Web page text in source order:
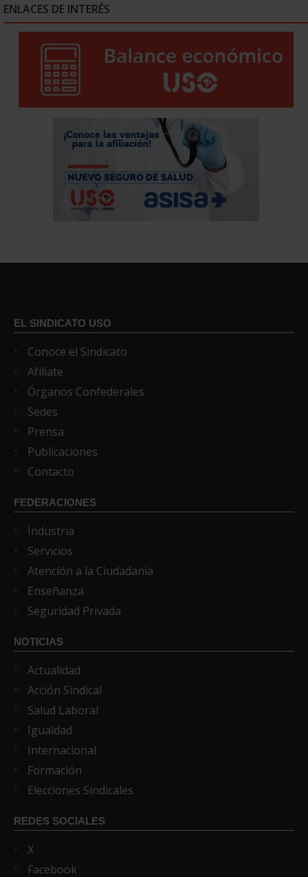
ENLACES DE INTERÉS
EL SINDICATO USO
Conoce el Sindicato
Afíliate
Órganos Confederales
Sedes
Prensa
Publicaciones
Contacto
FEDERACIONES
Industria
Servicios
Atención a la Ciudadanía
Enseñanza
Seguridad Privada
NOTICIAS
Actualidad
Acción Sindical
Salud Laboral
Igualdad
Internacional
Formación
Elecciones Sindicales
REDES SOCIALES
X
Facebook